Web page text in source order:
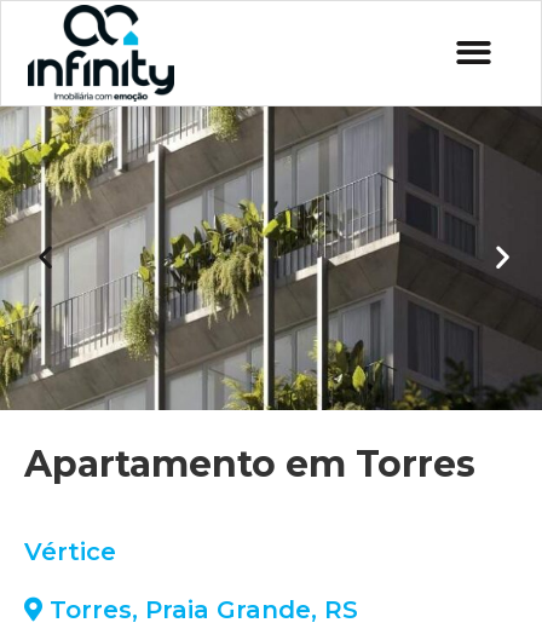
Apartamento em Torres
Vértice
Torres, Praia Grande, RS